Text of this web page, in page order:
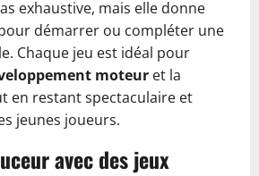
exhaustive, mais elle donne
démarrer ou compléter une
Chaque jeu est idéal pour
moteur et la
en restant spectaculaire et
jeunes joueurs.
avec des jeux